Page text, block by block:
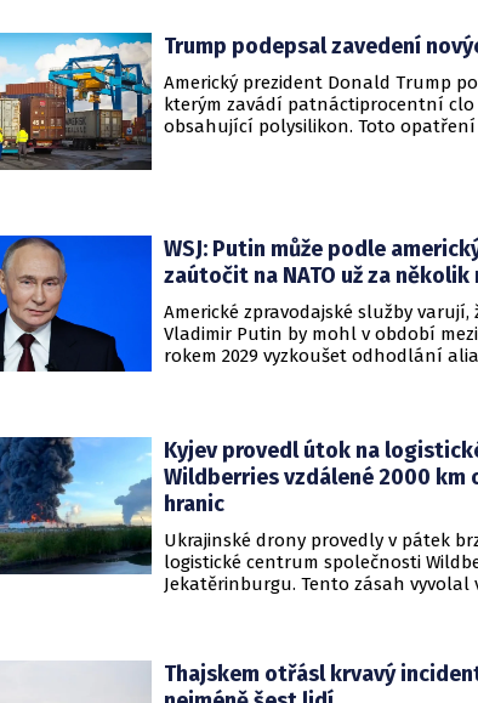
Trump podepsal zavedení
Americký prezident Donald Trump
kterým zavádí patnáctiprocentní
obsahující polysilikon. Toto
WSJ: Putin může podle
zaútočit na NATO už za několik
Americké zpravodajské služby
Vladimir Putin by mohl v období
rokem 2029 vyzkoušet odhodlání
přicházejí v době, kdy Moskva čelí
situaci na ukrajinské frontě. Masivní
drony způsobují ruskému zázemí,
kouta.
Kyjev provedl útok na
Wildberries vzdálené 2000 km
hranic
Ukrajinské drony provedly v pátek
logistické centrum společnosti
Jekatěrinburgu. Tento zásah
RWB, který řídí veškeré logistické
Thajskem otřásl krvavý